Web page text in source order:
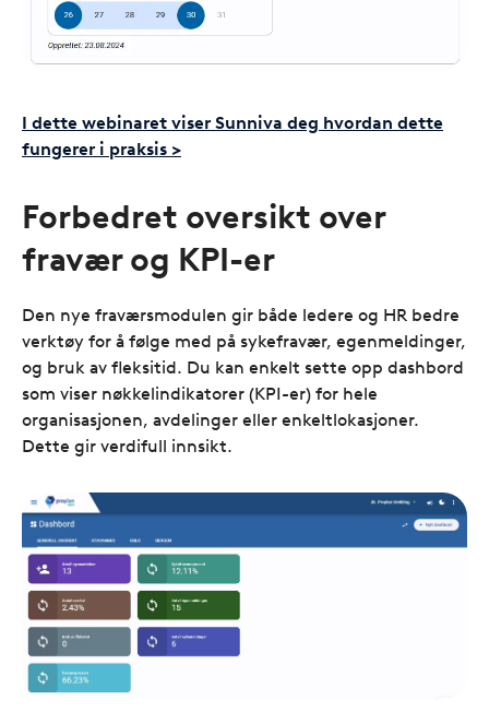
I dette webinaret viser Sunniva deg hvordan dette
fungerer i praksis >
Forbedret oversikt over
fravær og KPI-er
Den nye fraværsmodulen gir både ledere og HR bedre
verktøy for å følge med på sykefravær, egenmeldinger,
og bruk av fleksitid. Du kan enkelt sette opp dashbord
som viser nøkkelindikatorer (KPI-er) for hele
organisasjonen, avdelinger eller enkeltlokasjoner.
Dette gir verdifull innsikt.